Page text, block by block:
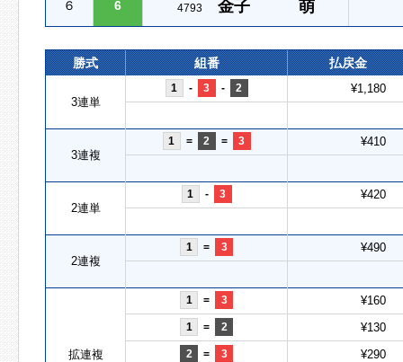
６ 6 4793 金子 萌
勝式 組番 払戻金
3連単
1 - 3 - 2 ¥1,180
3連複
1 = 2 = 3 ¥410
2連単
1 - 3 ¥420
2連複
1 = 3 ¥490
拡連複
1 = 3 ¥160
1 = 2 ¥130
2 = 3 ¥290